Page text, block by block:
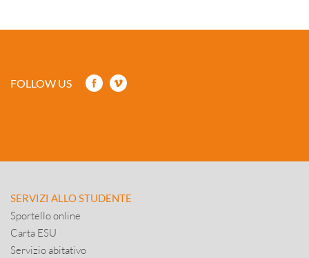
FOLLOW US
SERVIZI ALLO STUDENTE
Sportello online
Carta ESU
Servizio abitativo